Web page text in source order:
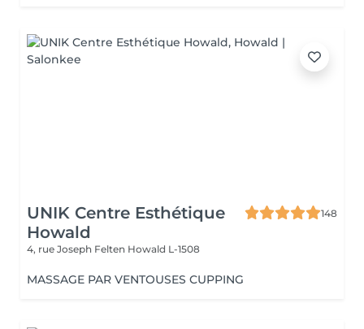
UNIK Centre Esthétique
Howald
148
4, rue Joseph Felten Howald L-1508
MASSAGE PAR VENTOUSES CUPPING